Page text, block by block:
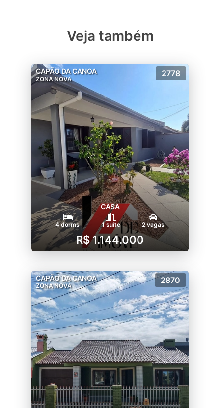
Veja também
CAPÃO DA CANOA
ZONA NOVA
2778
CASA
4 dorms 1 suíte 2 vagas
R$ 1.144.000
CAPÃO DA CANOA
ZONA NOVA
2870